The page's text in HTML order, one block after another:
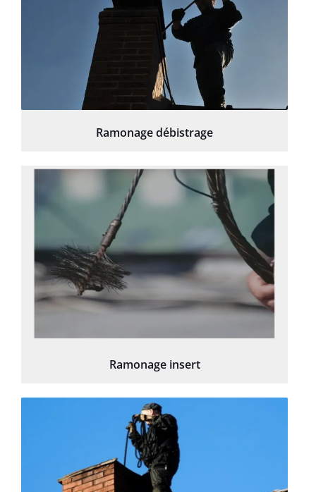
Ramonage débistrage
Ramonage insert